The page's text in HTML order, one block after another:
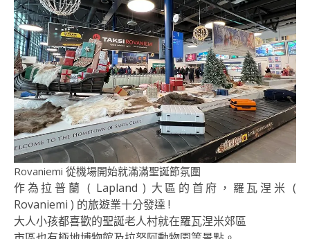
Rovaniemi 從機場開始就滿滿聖誕節氛圍
作為拉普蘭 ( Lapland ) 大區的首府，羅瓦涅米 (
Rovaniemi ) 的旅遊業十分發達 !
大人小孩都喜歡的聖誕老人村就在羅瓦涅米郊區